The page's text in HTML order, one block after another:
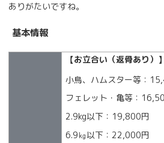
ありがたいですね。
基本情報
【お立合い（返骨あり）】
小鳥、ハムスター等：
フェレット・亀等：
2.9kg以下：19,800円
6.9㎏以下：22,000円